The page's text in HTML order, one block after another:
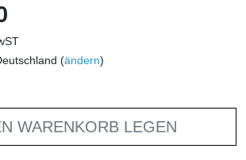
(ändern)
WARENKORB LEGEN